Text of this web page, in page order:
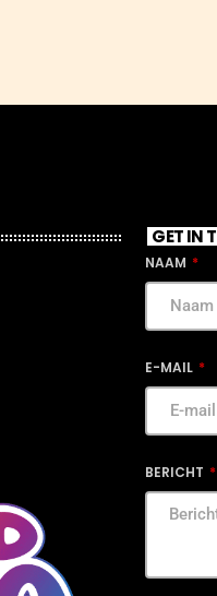
GET IN
NAAM
E-MAIL
BERICHT